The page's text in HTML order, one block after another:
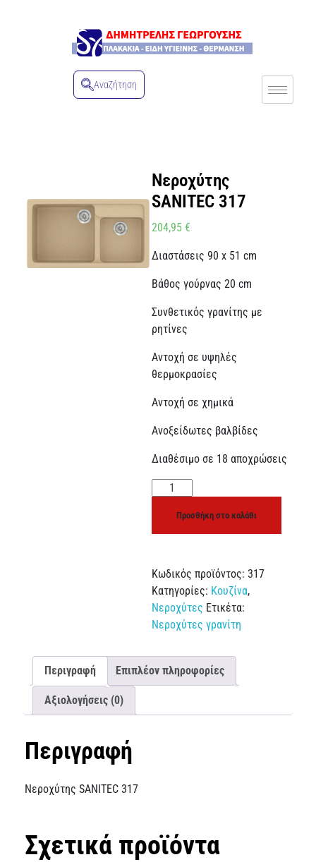
Αναζήτηση
Νεροχύτης
SANITEC 317
204,95 €
Διαστάσεις 90 x 51 cm
Βάθος γούρνας 20 cm
Συνθετικός γρανίτης με
ρητίνες
Αντοχή σε υψηλές
θερμοκρασίες
Αντοχή σε χημικά
Ανοξείδωτες βαλβίδες
Διαθέσιμο σε 18 αποχρώσεις
Προσθήκη στο καλάθι
Κωδικός προϊόντος: 317
Κατηγορίες: Κουζίνα,
Νεροχύτες Ετικέτα:
Νεροχύτες γρανίτη
Περιγραφή Επιπλέον πληροφορίες
Αξιολογήσεις (0)
Περιγραφή
Νεροχύτης SANITEC 317
Σχετικά προϊόντα